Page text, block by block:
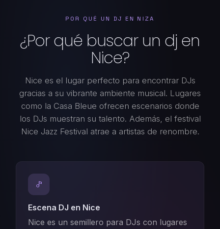
POR QUÉ UN DJ EN NIZA
¿Por qué buscar un dj en
Nice?
Nice es el lugar perfecto para encontrar DJs
gracias a su vibrante ambiente musical. Lugares
como la Casa Bleue ofrecen escenarios donde
los DJs muestran su talento. Además, el festival
Nice Jazz Festival atrae a artistas de renombre.
Escena DJ en Nice
Nice es un semillero para DJs con lugares